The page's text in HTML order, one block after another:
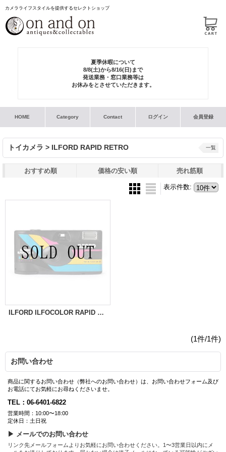
カメラライフスタイルを提供するセレクトショップ
夏季休暇について
8/8(土)から8/16(日)まで
発送業務・窓口業務等は
お休みをとさせていただきます。
HOME Category Contact ログイン 会員登録
トイカメラ > ILFORD RAPID RETRO 一覧
おすすめ順 価格の安い順 売れ筋順
表示件数:
ILFORD ILFOCOLOR RAPID RETRO | 27枚撮り
(1件/1件)
お問い合わせ
商品に関するお問い合わせ（弊社へのお問い合わせ）は、お問い合わせフォーム及び
お電話にてお気軽にお尋ねくださいませ。
TEL：06-6401-6822
営業時間：10:00〜18:00
定休日：土日祝
▶ メールでのお問い合わせ
リンク先メールフォームよりお気軽にお問い合わせください。1〜3営業日以内にメ